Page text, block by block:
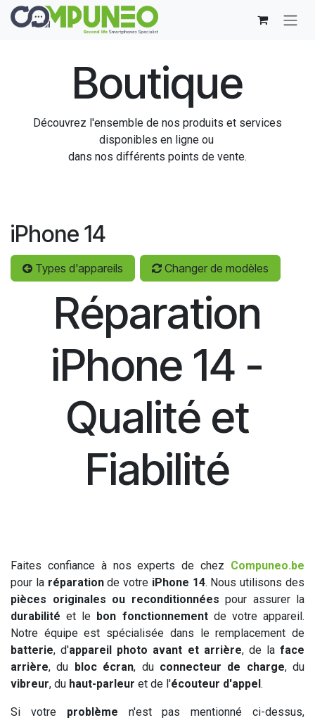
Se rendre au contenu
Boutique
Découvrez l'ensemble de nos produits et services
disponibles en ligne ou
dans nos différents points de vente.
iPhone 14
Types d'appareils Changer de modèles
Réparation
iPhone 14 -
Qualité et
Fiabilité
Faites confiance à nos experts de chez Compuneo.be
pour la réparationde votre iPhone 14. Nous utilisons des
pièces originales ou reconditionnées pour assurer la
durabilitéet le bon fonctionnementde votre appareil.
Notre équipe est spécialisée dans le remplacement de
batterie, d'appareil photo avant et arrière, de la face
arrière, du bloc écran, du connecteur de charge, du
vibreur, du haut-parleur et de l'écouteur d'appel.
Si votre problème n'est pas mentionné ci-dessus,